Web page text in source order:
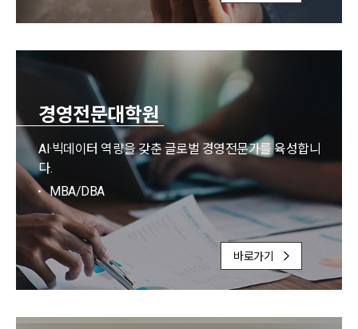
경영전문대학원
AI·빅데이터 역량을 갖춘 글로벌 경영전문가를 육성합니
다.
MBA/DBA
바로가기